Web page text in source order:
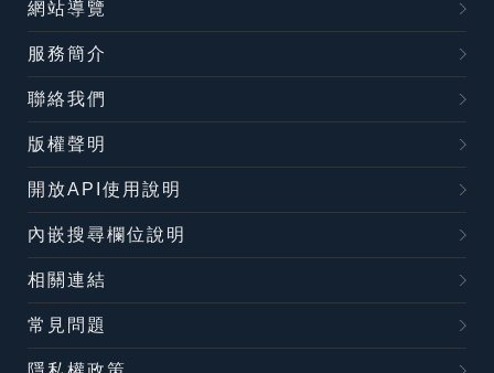
網站導覽
服務簡介
聯絡我們
版權聲明
開放API使用說明
內嵌搜尋欄位說明
相關連結
常見問題